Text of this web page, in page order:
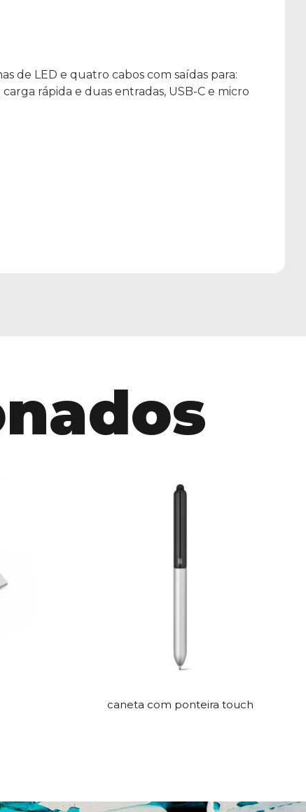
de LED e quatro cabos com saídas para:
rápida e duas entradas, USB-C e micro
caneta com ponteira touch